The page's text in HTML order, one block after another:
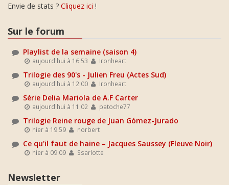
Envie de stats ? Cliquez ici !
Sur le forum
Playlist de la semaine (saison 4)
aujourd'hui à 16:53 Ironheart
Trilogie des 90's - Julien Freu (Actes Sud)
aujourd'hui à 12:00 Ironheart
Série Delia Mariola de A.F Carter
aujourd'hui à 11:02 patoche77
Trilogie Reine rouge de Juan Gómez-Jurado
hier à 19:59 norbert
Ce qu'il faut de haine – Jacques Saussey (Fleuve Noir)
hier à 09:09 Ssarlotte
Newsletter